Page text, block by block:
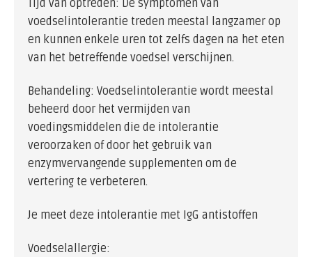
Tijd van optreden: De symptomen van
voedselintolerantie treden meestal langzamer op
en kunnen enkele uren tot zelfs dagen na het eten
van het betreffende voedsel verschijnen.
Behandeling: Voedselintolerantie wordt meestal
beheerd door het vermijden van
voedingsmiddelen die de intolerantie
veroorzaken of door het gebruik van
enzymvervangende supplementen om de
vertering te verbeteren.
Je meet deze intolerantie met IgG antistoffen
Voedselallergie: